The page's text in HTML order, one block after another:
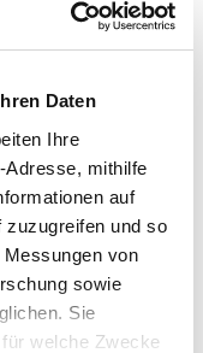
Daten
Ihre
Adresse, mithilfe
auf
zuzugreifen und so
von
sowie
Sie
welche Zwecke
100 % ELEKTRISCH